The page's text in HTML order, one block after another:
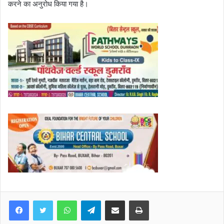
करने का अनुरोध किया गया है।
Telegram